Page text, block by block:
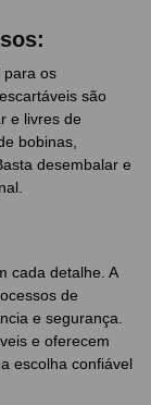
para os
são
e livres de
bobinas,
desembalar e
cada detalhe. A
de
e segurança.
e oferecem
escolha confiável